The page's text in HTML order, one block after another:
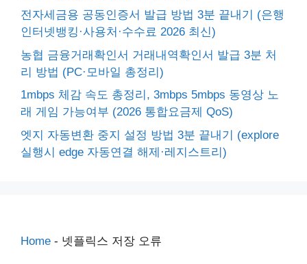
전자세금용 공동인증서 발급 방법 3분 끝내기 (은행
인터넷뱅킹·사용처·수수료 2026 최신)
농협 금융거래확인서 거래내역확인서 발급 3분 처
리 방법 (PC·모바일 총정리)
1mbps 체감 속도 총정리, 3mbps 5mbps 동영상 노
래 게임 가능여부 (2026 통합요금제 QoS)
엣지 자동변환 중지 설정 방법 3분 끝내기 (explore
실행시 edge 자동연결 해제·레지스트리)
Home - 넷플릭스 저장 오류